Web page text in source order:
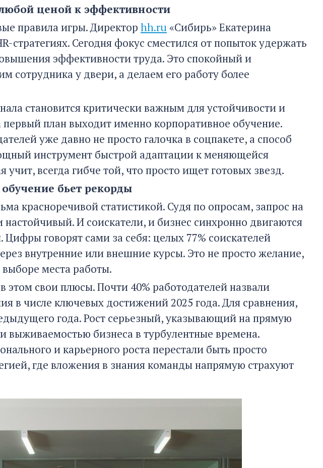
ценой к эффективности
правила игры. Директор hh.ru«Сибирь» Екатерина
стратегиях. Сегодня фокус сместился от попыток удержать
эффективности труда. Это спокойный и
сотрудника у двери, а делаем его работу более
становится критически важным для устойчивости и
первый план выходит именно корпоративное обучение.
уже давно не просто галочка в соцпакете, а способ
инструмент быстрой адаптации к меняющейся
всегда гибче той, что просто ищет готовых звезд.
бьет рекорды
красноречивой статистикой. Судя по опросам, запрос на
И соискатели, и бизнес синхронно двигаются
говорят сами за себя: целых 77% соискателей
внутренние или внешние курсы. Это не просто желание,
места работы.
этом свои плюсы. Почти 40% работодателей назвали
в числе ключевых достижений 2025 года. Для сравнения,
года. Рост серьезный, указывающий на прямую
выживаемостью бизнеса в турбулентные времена.
и карьерного роста перестали быть просто
где вложения в знания команды напрямую страхуют